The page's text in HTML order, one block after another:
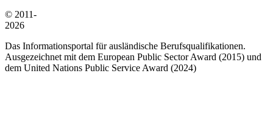
© 2011-
2026
Das Informationsportal für ausländische Berufsqualifikationen.
Ausgezeichnet mit dem European Public Sector Award (2015) und
dem United Nations Public Service Award (2024)